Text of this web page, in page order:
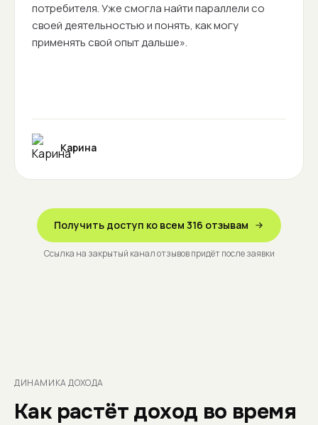
потребителя. Уже смогла найти параллели со
своей деятельностью и понять, как могу
применять свой опыт дальше».
Карина
Получить доступ ко всем 316 отзывам
Ссылка на закрытый канал отзывов придёт после заявки
ДИНАМИКА ДОХОДА
Как растёт доход во время